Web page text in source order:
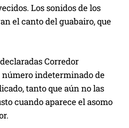
Los sonidos de los
el canto del guabairo, que
Corredor
número indeterminado de
tanto que aún no las
cuando aparece el asomo